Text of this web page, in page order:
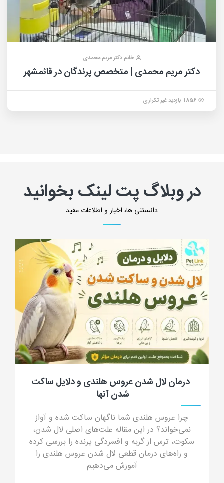
خانم دکتر مریم محمدی
دکتر مریم محمدی | متخصص پرندگان در قائمشهر
1856 بازدید غیر تکراری
در وبلاگ پت لینک بخوانید
دانستنی ها، اخبار و اطلاعات مفید
جرب گوش گربه؛ علائم، علت، تشخیص، درمان
و پیشگیری از کنه گوش گربه
جرب گوش گربه چیست؟ در این مقاله جامع با علائم
جرب گوش (ترشحات شبیه پودر قهوه)، دلایل انتقال،
خطرات درمان خانگی و داروهای مدرن درمان قطعی
آشنا شوید.